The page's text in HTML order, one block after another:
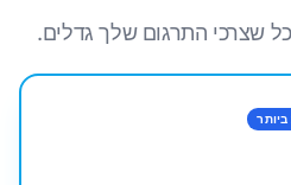
שצרכי התרגום שלך גדלים.
ביותר